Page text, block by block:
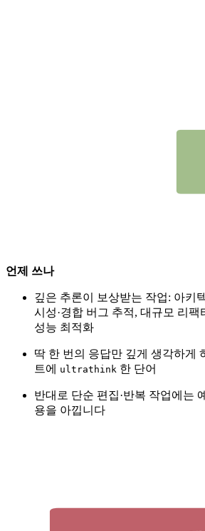
언제 쓰나
깊은 추론이 보상받는 작업: 아키
시성·경합 버그 추적, 대규모 리팩
성능 최적화
딱 한 번의 응답만 깊게 생각하게
트에
ultrathink 한 단어
반대로 단순 편집·반복 작업에는
용을 아낍니다